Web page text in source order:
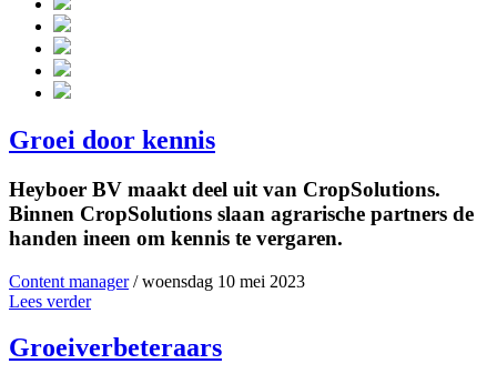
Groei door kennis
Heyboer BV maakt deel uit van CropSolutions.
Binnen CropSolutions slaan agrarische partners de
handen ineen om kennis te vergaren.
Content manager / woensdag 10 mei 2023
Lees verder
Groeiverbeteraars